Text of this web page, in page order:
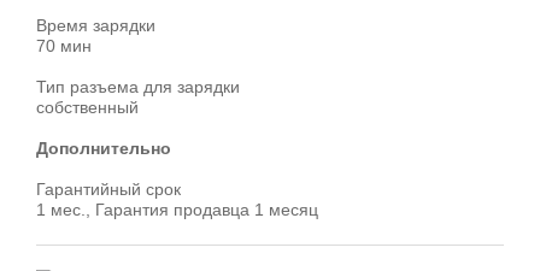
Время зарядки
70 мин
Тип разъема для зарядки
собственный
Дополнительно
Гарантийный срок
1 мес., Гарантия продавца 1 месяц